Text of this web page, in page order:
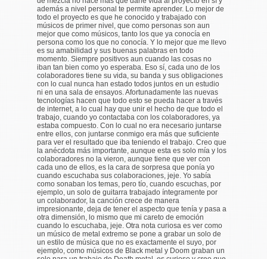
además a nivel personal te permite aprender. Lo mejor de
todo el proyecto es que he conocido y trabajado con
músicos de primer nivel, que como personas son aun
mejor que como músicos, tanto los que ya conocía en
persona como los que no conocía. Y lo mejor que me llevo
es su amabilidad y sus buenas palabras en todo
momento. Siempre positivos aun cuando las cosas no
iban tan bien como yo esperaba. Eso sí, cada uno de los
colaboradores tiene su vida, su banda y sus obligaciones
con lo cual nunca han estado todos juntos en un estudio
ni en una sala de ensayos. Afortunadamente las nuevas
tecnologías hacen que todo esto se pueda hacer a través
de internet, a lo cual hay que unir el hecho de que todo el
trabajo, cuando yo contactaba con los colaboradores, ya
estaba compuesto. Con lo cual no era necesario juntarse
entre ellos, con juntarse conmigo era más que suficiente
para ver el resultado que iba teniendo el trabajo. Creo que
la anécdota más importante, aunque esta es solo mía y los
colaboradores no la vieron, aunque tiene que ver con
cada uno de ellos, es la cara de sorpresa que ponía yo
cuando escuchaba sus colaboraciones, jeje. Yo sabía
como sonaban los temas, pero tío, cuando escuchas, por
ejemplo, un solo de guitarra trabajado íntegramente por
un colaborador, la canción crece de manera
impresionante, deja de tener el aspecto que tenía y pasa a
otra dimensión, lo mismo que mi careto de emoción
cuando lo escuchaba, jeje. Otra nota curiosa es ver como
un músico de metal extremo se pone a grabar un solo de
un estilo de música que no es exactamente el suyo, por
ejemplo, como músicos de Black metal y Doom graban un